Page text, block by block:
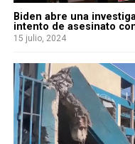
Biden abre una
intento de asesinato
15 julio, 2024